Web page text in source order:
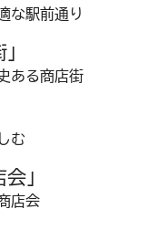
な駅前通り
ある商店街
む
」
店会